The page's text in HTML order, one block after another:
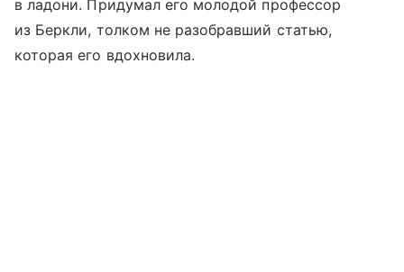
в ладони. Придумал его молодой профессор
из Беркли, толком не разобравший статью,
которая его вдохновила.